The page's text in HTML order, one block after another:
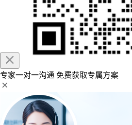
专家一对一沟通 免费获取专属方案